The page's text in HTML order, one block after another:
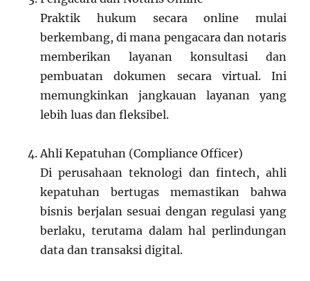
Praktik hukum secara online mulai
berkembang, di mana pengacara dan notaris
memberikan layanan konsultasi dan
pembuatan dokumen secara virtual. Ini
memungkinkan jangkauan layanan yang
lebih luas dan fleksibel.
Ahli Kepatuhan (Compliance Officer)
Di perusahaan teknologi dan fintech, ahli
kepatuhan bertugas memastikan bahwa
bisnis berjalan sesuai dengan regulasi yang
berlaku, terutama dalam hal perlindungan
data dan transaksi digital.